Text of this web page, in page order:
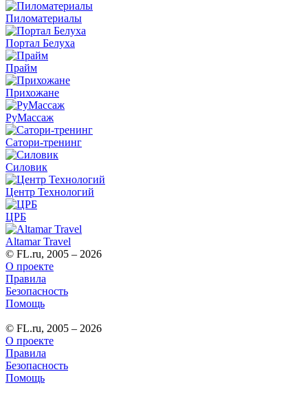
Пиломатериалы
Портал Белуха
Прайм
Прихожане
РуМассаж
Сатори-тренинг
Силовик
Центр Технологий
ЦРБ
Altamar Travel
© FL.ru, 2005 – 2026
О проекте
Правила
Безопасность
Помощь
© FL.ru, 2005 – 2026
О проекте
Правила
Безопасность
Помощь